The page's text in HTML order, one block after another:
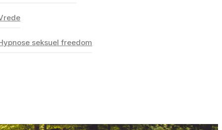
seksuel freedom
seksuel freedom